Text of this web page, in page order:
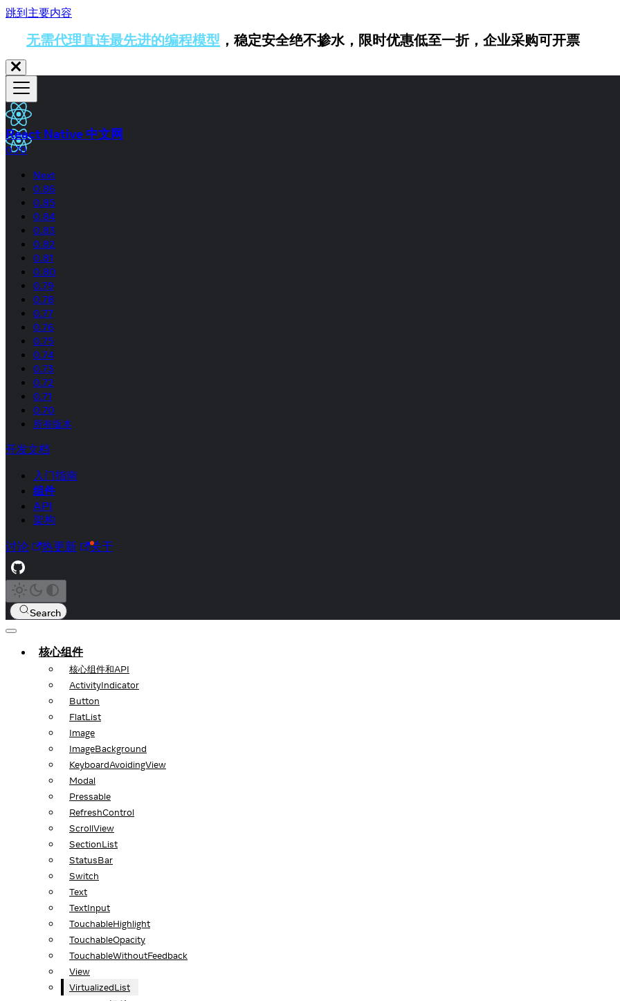
跳到主要内容
无需代理直连最先进的编程模型 ，稳定安全绝不掺水，限时优惠低至一折，企业采购可开票
React Native 中文网
0.70
Next
0.86
0.85
0.84
0.83
0.82
0.81
0.80
0.79
0.78
0.77
0.76
0.75
0.74
0.73
0.72
0.71
0.70
所有版本
开发文档
入门指南
组件
API
架构
讨论 热更新 关于
Search
核心组件
核心组件和API
ActivityIndicator
Button
FlatList
Image
ImageBackground
KeyboardAvoidingView
Modal
Pressable
RefreshControl
ScrollView
SectionList
StatusBar
Switch
Text
TextInput
TouchableHighlight
TouchableOpacity
TouchableWithoutFeedback
View
VirtualizedList